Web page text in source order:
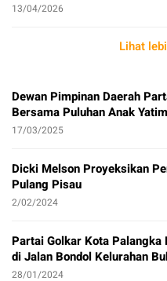
13/04/2026
Lihat
Dewan Pimpinan Daerah
Bersama Puluhan Anak Yatim
17/03/2025
Dicki Melson Proyeksikan
Pulang Pisau
2/02/2024
Partai Golkar Kota Palangka
di Jalan Bondol Kelurahan
28/01/2024